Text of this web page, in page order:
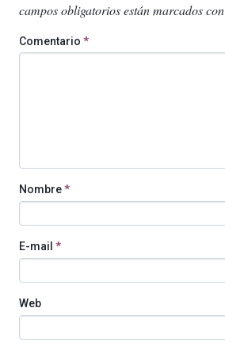
campos obligatorios están marcados con
Comentario *
Nombre*
E-mail *
Web